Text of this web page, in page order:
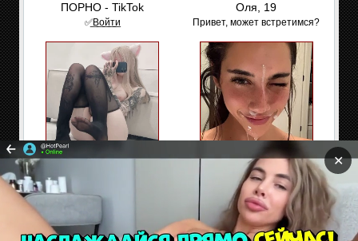
ПОРНО - TikTok
✅͟В͟о͟й͟т͟и
Оля, 19
Привет, может встретимся?
Здесь без цензуры👉🔞
🔔TikTok для взрослых
✅Проверенные профили (+30
лет)
✕